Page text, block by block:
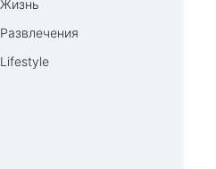
Жизнь
Развлечения
Lifestyle